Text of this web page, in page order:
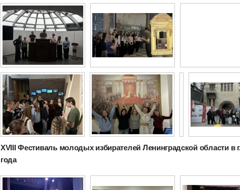
XVIII Фестиваль молодых избирателей Ленинградской области в
года